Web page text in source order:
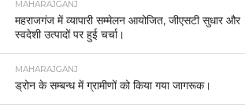
MAHARAJGANJ
महराजगंज में व्यापारी सम्मेलन आयोजित, जीएसटी सुधार और
स्वदेशी उत्पादों पर हुई चर्चा।
MAHARAJGANJ
ड्रोन के सम्बन्ध में ग्रामीणों को किया गया जागरूक।